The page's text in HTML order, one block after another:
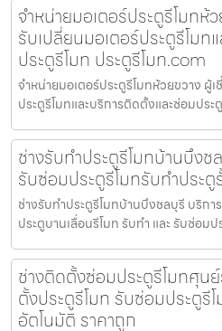
จำหน่ายมอเตอร์ประตูรีโมทห้
รับเปลี่ยนมอเตอร์ประตูรีโมท
ประตูรีโมท ประตูรีโมท.com
จำหน่ายมอเตอร์ประตูรีโมทห้วยขวาง ผู้
ประตูรีโมทและบริการติดตั้งและซ่อมประ
ช่างรับทำประตูรีโมทบ้านบึง
รับซ่อมประตูรีโมทรับทำประ
ช่างรับทำประตูรีโมทบ้านบึงชลบุรี บริก
ประตูบานเลื่อนรีโมท รับทำ และ รับซ่อม
ช่างติดตั้งซ่อมประตูรีโมทศุน
ตั้งประตูรีโมท รับซ่อมประตูรี
อัตโนมัติ ราคาถูก